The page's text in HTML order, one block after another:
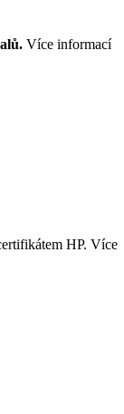
Více informací
HP. Více